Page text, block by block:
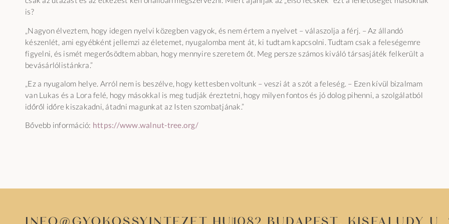
is?
„Nagyon élveztem, hogy idegen nyelvi közegben vagyok, és nem értem a nyelvet – válaszolja a férj. – Az állandó
készenlét, ami egyébként jellemzi az életemet, nyugalomba ment át, ki tudtam kapcsolni. Tudtam csak a feleségemre
figyelni, és ismét megerősödtem abban, hogy mennyire szeretem őt. Meg persze számos kiváló társasjáték felkerült a
bevásárlólistánkra.”
„Ez a nyugalom helye. Arról nem is beszélve, hogy kettesben voltunk – veszi át a szót a feleség. – Ezen kívül bizalmam
van Lukas és a Lora felé, hogy másokkal is meg tudják éreztetni, hogy milyen fontos és jó dolog pihenni, a szolgálatból
időről időre kiszakadni, átadni magunkat az Isten szombatjának.”
Bővebb információ: https://www.walnut-tree.org/